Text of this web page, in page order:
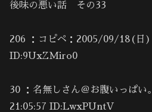
後味の悪い話 その33
206 ：コピペ：2005/09/18(日)
ID:9UxZMiro0
30 ：名無しさん＠お腹いっぱ
21:05:57 ID:LwxPUntV